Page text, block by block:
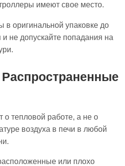
имеют свое место.
в оригинальной упаковке до
и не допускайте попадания на
о тепловой работе, а не о
воздуха в печи в любой
или плохо